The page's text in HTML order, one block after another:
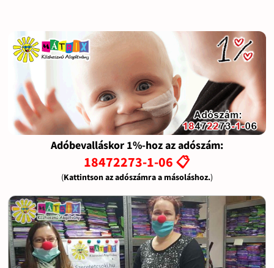
Adóbevalláskor 1%-hoz az adószám:
18472273-1-06 📋
(Kattintson az adószámra a másoláshoz.)